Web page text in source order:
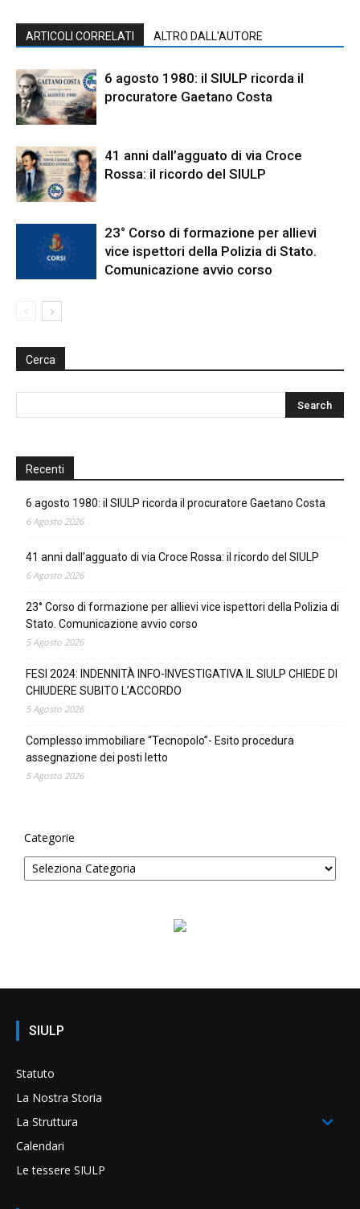
ARTICOLI CORRELATI ALTRO DALL'AUTORE
6 agosto 1980: il SIULP ricorda il
procuratore Gaetano Costa
41 anni dall’agguato di via Croce
Rossa: il ricordo del SIULP
23° Corso di formazione per allievi
vice ispettori della Polizia di Stato.
Comunicazione avvio corso
Cerca
Recenti
6 agosto 1980: il SIULP ricorda il procuratore Gaetano Costa
6 Agosto 2026
41 anni dall’agguato di via Croce Rossa: il ricordo del SIULP
6 Agosto 2026
23° Corso di formazione per allievi vice ispettori della Polizia di
Stato. Comunicazione avvio corso
5 Agosto 2026
FESI 2024: INDENNITÀ INFO-INVESTIGATIVA IL SIULP CHIEDE DI
CHIUDERE SUBITO L’ACCORDO
5 Agosto 2026
Complesso immobiliare “Tecnopolo”- Esito procedura
assegnazione dei posti letto
5 Agosto 2026
Categorie
SIULP
Statuto
La Nostra Storia
La Struttura
Calendari
Le tessere SIULP